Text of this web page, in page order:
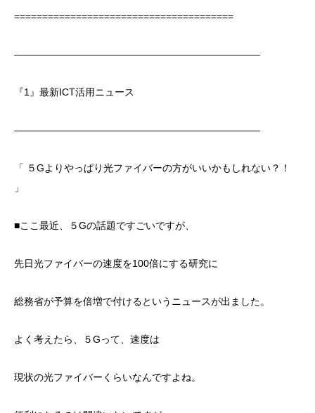
=======================================
―――――――――――――――――――――――――
『1』最新ICT活用ニュース
―――――――――――――――――――――――――
「 ５Gよりやっぱり光ファイバーの方がいいかもしれない？！
」
■ここ最近、５Gの話題ですごいですが、
先日光ファイバーの速度を100倍にする研究に
総務省が予算を倍増で付けるというニュースが出ました。
よく考えたら、５Gって、速度は
現状の光ファイバーくらいなんですよね。